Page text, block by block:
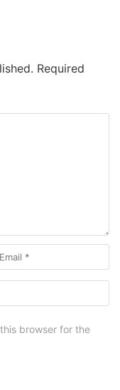
Required
browser for the